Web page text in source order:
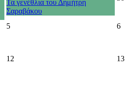
Τα γενέθλια του Δημήτρη
Σαραβάκου
5 6
12 13